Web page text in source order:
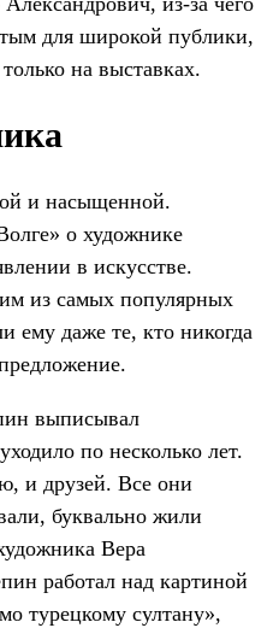
для широкой публики,
на выставках.
и насыщенной.
о художнике
в искусстве.
из самых популярных
ему даже те, кто никогда
выписывал
по несколько лет.
и друзей. Все они
буквально жили
Вера
работал над картиной
турецкому султану»,